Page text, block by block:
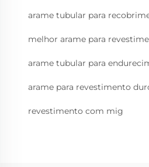
arame tubular para
melhor arame para
arame tubular para
arame para revestimento
revestimento com mig